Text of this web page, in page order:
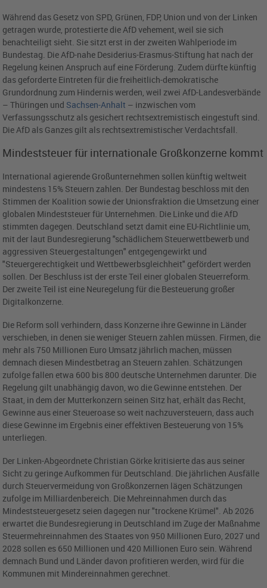
Während das Gesetz von SPD, Grünen, FDP, Union und von der Linken
getragen wurde, protestierte die AfD vehement, weil sie sich
benachteiligt sieht. Sie sitzt erst in der zweiten Wahlperiode im
Bundestag. Die AfD-nahe Desiderius-Erasmus-Stiftung hat nach der
Regelung keinen Anspruch auf eine Förderung. Zudem dürfte künftig
das geforderte Eintreten für die freiheitlich-demokratische
Grundordnung zum Hindernis werden, weil zwei AfD-Landesverbände
– Thüringen und Sachsen-Anhalt – inzwischen vom
Verfassungsschutz als gesichert rechtsextremistisch eingestuft sind.
Die AfD als Ganzes gilt als rechtsextremistischer Verdachtsfall.
Mindeststeuer für internationale Großkonzerne kommt
International agierende Großunternehmen sollen künftig weltweit
mindestens 15% Steuern zahlen. Der Bundestag beschloss mit den
Stimmen der Koalition sowie der Unionsfraktion die Umsetzung einer
globalen Mindeststeuer für Unternehmen. Die Linke und die AfD
stimmten dagegen. Deutschland setzt damit eine EU-Richtlinie um,
mit der laut Bundesregierung "schädlichem Steuerwettbewerb und
aggressiven Steuergestaltungen" entgegengewirkt und
"Steuergerechtigkeit und Wettbewerbsgleichheit" gefördert werden
sollen. Der Beschluss ist der erste Teil einer globalen Steuerreform.
Der zweite Teil ist eine Neuregelung für die Besteuerung großer
Digitalkonzerne.
Die Reform soll verhindern, dass Konzerne ihre Gewinne in Länder
verschieben, in denen sie weniger Steuern zahlen müssen. Firmen, die
mehr als 750 Millionen Euro Umsatz jährlich machen, müssen
demnach diesen Mindestbetrag an Steuern zahlen. Schätzungen
zufolge fallen etwa 600 bis 800 deutsche Unternehmen darunter. Die
Regelung gilt unabhängig davon, wo die Gewinne entstehen. Der
Staat, in dem der Mutterkonzern seinen Sitz hat, erhält das Recht,
Gewinne aus einer Steueroase so weit nachzuversteuern, dass auch
diese Gewinne im Ergebnis einer effektiven Besteuerung von 15%
unterliegen.
Der Linken-Abgeordnete Christian Görke kritisierte das aus seiner
Sicht zu geringe Aufkommen für Deutschland. Die jährlichen Ausfälle
durch Steuervermeidung von Großkonzernen lägen Schätzungen
zufolge im Milliardenbereich. Die Mehreinnahmen durch das
Mindeststeuergesetz seien dagegen nur "trockene Krümel". Ab 2026
erwartet die Bundesregierung in Deutschland im Zuge der Maßnahme
Steuermehreinnahmen des Staates von 950 Millionen Euro, 2027 und
2028 sollen es 650 Millionen und 420 Millionen Euro sein. Während
demnach Bund und Länder davon profitieren werden, wird für die
Kommunen mit Mindereinnahmen gerechnet.